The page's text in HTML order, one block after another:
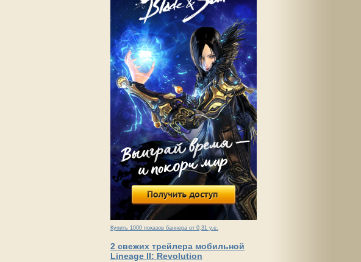
Купить 1000 показов баннера от 0,31 у.е.
2 свежих трейлера мобильной
Lineage II: Revolution